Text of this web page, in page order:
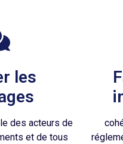
les
des acteurs de
et de tous